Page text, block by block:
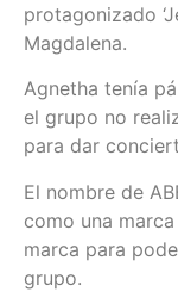
protagonizado
Magdalena.
Agnetha tenía
el grupo no
para dar
El nombre de
como una
marca para
grupo.